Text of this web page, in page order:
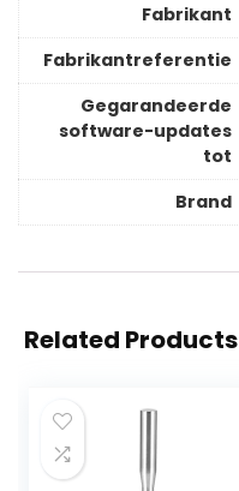
Fabrikant
Fabrikantreferentie
Gegarandeerde
software-updates
tot
Brand
Related Products